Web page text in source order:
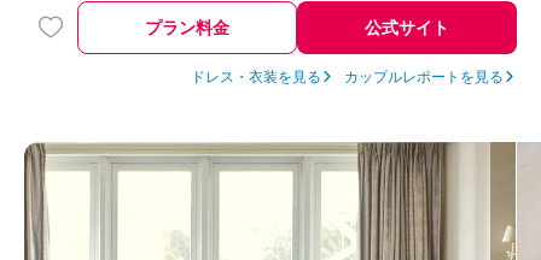
のが良かった
プラン料金 公式サイト
ドレス・衣装を見る カップルレポートを見る